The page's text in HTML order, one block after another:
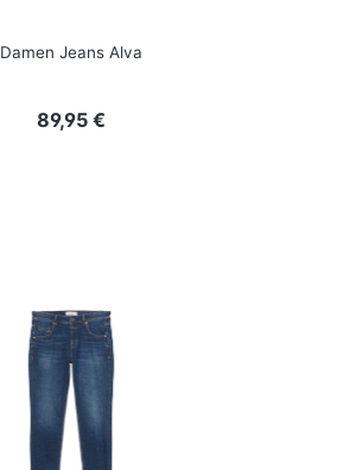
Damen Jeans Alva
Regulärer Preis:
89,95 €